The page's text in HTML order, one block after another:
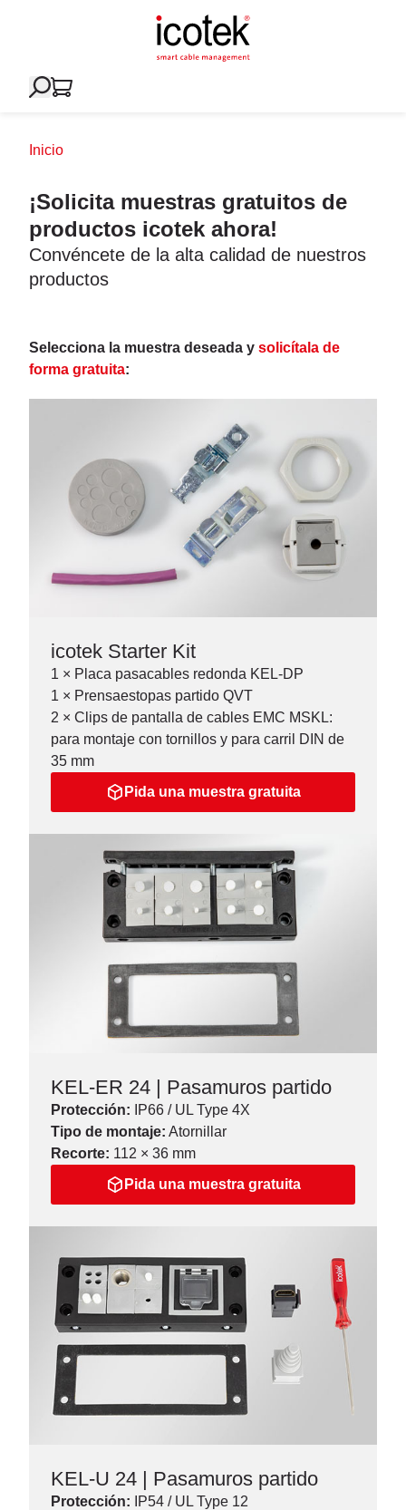
Inicio
¡Solicita muestras gratuitos de
productos icotek ahora!
Convéncete de la alta calidad de nuestros
productos
Selecciona la muestra deseada y solicítala de
forma gratuita:
icotek Starter Kit
1 × Placa pasacables redonda KEL-DP
1 × Prensaestopas partido QVT
2 × Clips de pantalla de cables EMC MSKL:
para montaje con tornillos y para carril DIN de
35 mm
Pida una muestra gratuita
KEL-ER 24 | Pasamuros partido
Protección: IP66 / UL Type 4X
Tipo de montaje: Atornillar
Recorte: 112 × 36 mm
Pida una muestra gratuita
KEL-U 24 | Pasamuros partido
Protección: IP54 / UL Type 12